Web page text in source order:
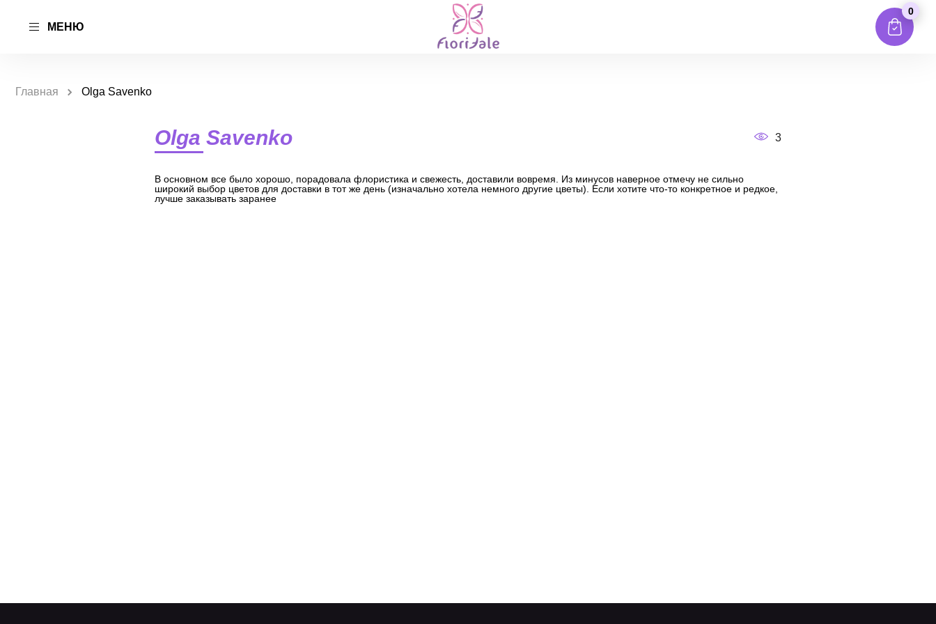
0
МЕНЮ
Главная Olga Savenko
Olga Savenko 3
В основном все было хорошо, порадовала флористика и свежесть, доставили вовремя. Из минусов наверное отмечу не сильно
широкий выбор цветов для доставки в тот же день (изначально хотела немного другие цветы). Если хотите что-то конкретное и редкое,
лучше заказывать заранее